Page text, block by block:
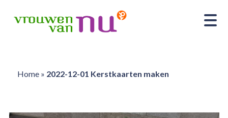
Home» 2022-12-01 Kerstkaarten maken